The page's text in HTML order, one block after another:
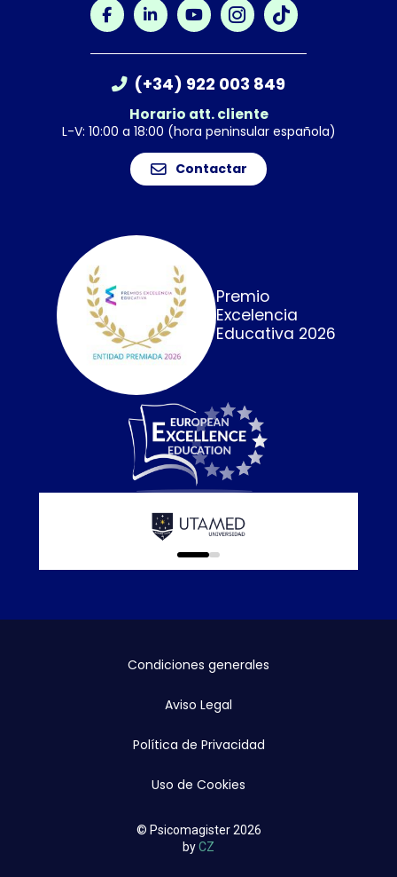
(+34) 922 003 849
Horario att. cliente
L-V: 10:00 a 18:00 (hora peninsular española)
Contactar
Premio
Excelencia
Educativa 2026
0
1
Condiciones generales
Aviso Legal
Política de Privacidad
Uso de Cookies
© Psicomagister 2026
byCZ